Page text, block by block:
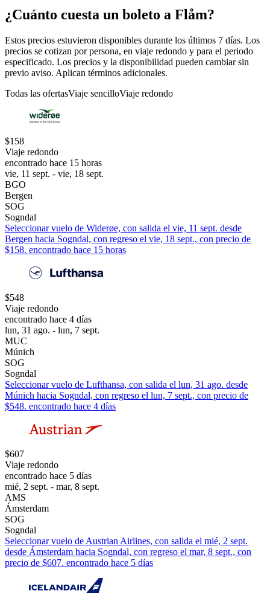
¿Cuánto cuesta un boleto a Flåm?
Estos precios estuvieron disponibles durante los últimos 7 días. Los
precios se cotizan por persona, en viaje redondo y para el periodo
especificado. Los precios y la disponibilidad pueden cambiar sin
previo aviso. Aplican términos adicionales.
Todas las ofertasViaje sencilloViaje redondo
$158
Viaje redondo
encontrado hace 15 horas
vie, 11 sept. - vie, 18 sept.
BGO
Bergen
SOG
Sogndal
Seleccionar vuelo de Widerøe, con salida el vie, 11 sept. desde
Bergen hacia Sogndal, con regreso el vie, 18 sept., con precio de
$158. encontrado hace 15 horas
$548
Viaje redondo
encontrado hace 4 días
lun, 31 ago. - lun, 7 sept.
MUC
Múnich
SOG
Sogndal
Seleccionar vuelo de Lufthansa, con salida el lun, 31 ago. desde
Múnich hacia Sogndal, con regreso el lun, 7 sept., con precio de
$548. encontrado hace 4 días
$607
Viaje redondo
encontrado hace 5 días
mié, 2 sept. - mar, 8 sept.
AMS
Ámsterdam
SOG
Sogndal
Seleccionar vuelo de Austrian Airlines, con salida el mié, 2 sept.
desde Ámsterdam hacia Sogndal, con regreso el mar, 8 sept., con
precio de $607. encontrado hace 5 días